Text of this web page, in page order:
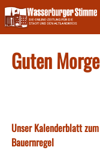
Skip
to
content
Guten
Unser Kalenderblatt
Bauernregel